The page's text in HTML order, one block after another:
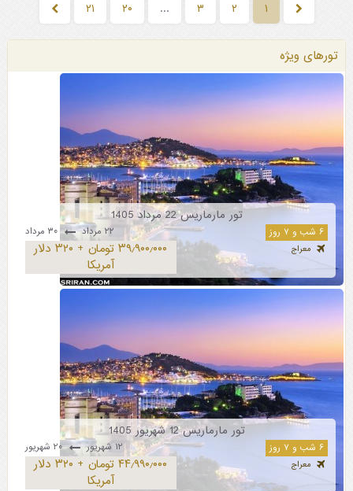
۱ ۲ ۳ ... ۲۰ ۲۱
تورهای ویژه
تور مارماریس 22 مرداد 1405
۶ شب و ۷ روز ۲۲ مرداد ۳۰ مرداد
معراج
۳۹٫۹۰۰٫۰۰۰ تومان + ۳۲۰ دلار
آمریکا
تور مارماریس 12 شهریور 1405
۶ شب و ۷ روز ۱۲ شهریور ۲۰ شهریور
معراج
۴۴٫۹۹۰٫۰۰۰ تومان + ۳۲۰ دلار
آمریکا